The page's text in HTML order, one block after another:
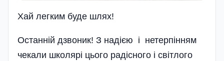
Хай легким буде шлях!
Останній дзвоник! З надією і нетерпінням
чекали школярі цього радісного і світлого